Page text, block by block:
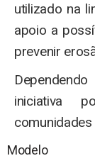
utilizado na
apoio a
prevenir
iniciativa
Modelo